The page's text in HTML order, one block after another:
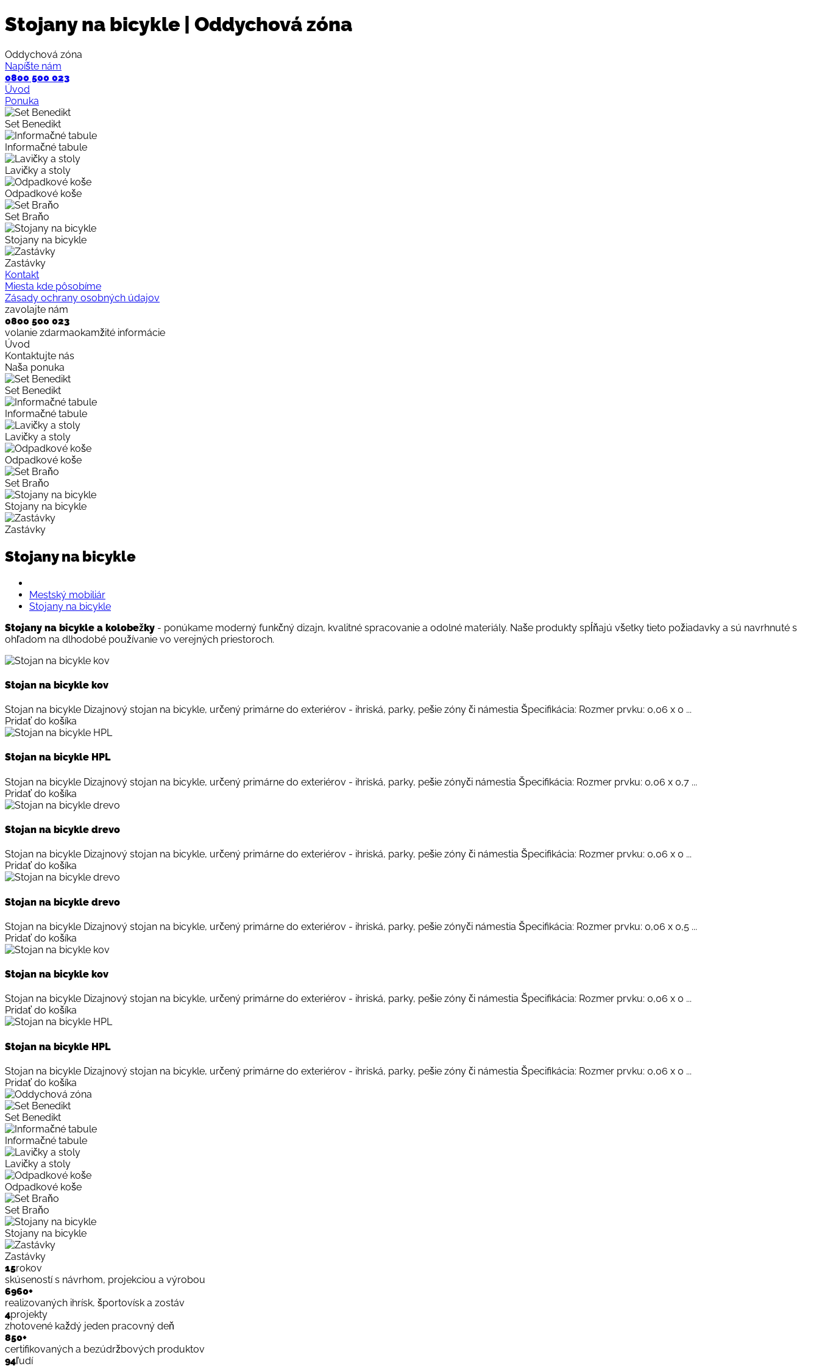
Stojany na bicykle | Oddychová zóna
Oddychová zóna
Napíšte nám
0800 500 023
Úvod
Ponuka
Set Benedikt
Informačné tabule
Lavičky a stoly
Odpadkové koše
Set Braňo
Stojany na bicykle
Zastávky
Kontakt
Miesta kde pôsobíme
Zásady ochrany osobných údajov
zavolajte nám
0800 500 023
volanie zdarmaokamžité informácie
Úvod
Kontaktujte nás
Naša ponuka
Set Benedikt
Informačné tabule
Lavičky a stoly
Odpadkové koše
Set Braňo
Stojany na bicykle
Zastávky
Stojany na bicykle
Mestský mobiliár
Stojany na bicykle
Stojany na bicykle a kolobežky - ponúkame moderný funkčný dizajn, kvalitné spracovanie a odolné materiály. Naše produkty spĺňajú všetky tieto požiadavky a sú navrhnuté s
ohľadom na dlhodobé používanie vo verejných priestoroch.
Stojan na bicykle kov
Stojan na bicykle Dizajnový stojan na bicykle, určený primárne do exteriérov - ihriská, parky, pešie zóny či námestia Špecifikácia: Rozmer prvku: 0,06 x 0 ...
Pridať do košíka
Stojan na bicykle HPL
Stojan na bicykle Dizajnový stojan na bicykle, určený primárne do exteriérov - ihriská, parky, pešie zónyči námestia Špecifikácia: Rozmer prvku: 0,06 x 0,7 ...
Pridať do košíka
Stojan na bicykle drevo
Stojan na bicykle Dizajnový stojan na bicykle, určený primárne do exteriérov - ihriská, parky, pešie zóny či námestia Špecifikácia: Rozmer prvku: 0,06 x 0 ...
Pridať do košíka
Stojan na bicykle drevo
Stojan na bicykle Dizajnový stojan na bicykle, určený primárne do exteriérov - ihriská, parky, pešie zónyči námestia Špecifikácia: Rozmer prvku: 0,06 x 0,5 ...
Pridať do košíka
Stojan na bicykle kov
Stojan na bicykle Dizajnový stojan na bicykle, určený primárne do exteriérov - ihriská, parky, pešie zóny či námestia Špecifikácia: Rozmer prvku: 0,06 x 0 ...
Pridať do košíka
Stojan na bicykle HPL
Stojan na bicykle Dizajnový stojan na bicykle, určený primárne do exteriérov - ihriská, parky, pešie zóny či námestia Špecifikácia: Rozmer prvku: 0,06 x 0 ...
Pridať do košíka
Set Benedikt
Informačné tabule
Lavičky a stoly
Odpadkové koše
Set Braňo
Stojany na bicykle
Zastávky
15rokov
skúseností s návrhom, projekciou a výrobou
6960+
realizovaných ihrísk, športovísk a zostáv
4projekty
zhotovené každý jeden pracovný deň
850+
certifikovaných a bezúdržbových produktov
94ľudí